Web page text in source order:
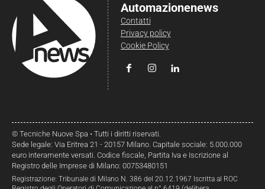
Automazionenews
Contatti
Privacy policy
Cookie Policy
© Tecniche Nuove Spa • Tutti i diritti riservati.
Sede legale: Via Eritrea 21 - 20157 Milano. Capitale sociale: 5.000.000
euro interamente versati. Codice fiscale, Partita Iva e Iscrizione al
Registro delle Imprese di Milano: 00753480151
Registrazione: Tribunale di Milano N. 386 del 20.12.1967 Iscritta al ROC